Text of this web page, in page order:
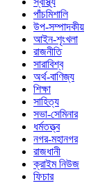
পাঁচমিশালি
উপ-সম্পাদকীয়
আইন-শৃংখলা
রাজনীতি
সারাবিশ্ব
অর্থ-বাণিজ্য
শিক্ষা
সাহিত্য
সভা-সেমিনার
ধর্মতত্ত্ব
নগর-মহানগর
রাজধানী
ক্রাইম নিউজ
ফিচার